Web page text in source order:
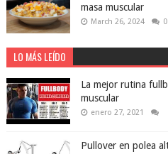
masa muscular
March 26, 2024 0
LO MÁS LEÍDO
La mejor rutina
muscular
enero 27, 2021
Pullover en polea